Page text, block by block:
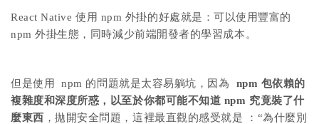
React Native 使用 npm 外掛的好處就是：可以使用豐富的
npm 外掛生態，同時減少前端開發者的學習成本。
但是使用 npm 的問題就是太容易躺坑，因為
npm 包依賴的
複雜度和深度所惑，以至於你都可能不知道 npm 究竟裝了什
麼東西 ，拋開安全問題，這裡最直觀的感受就是 ：“為什麼別